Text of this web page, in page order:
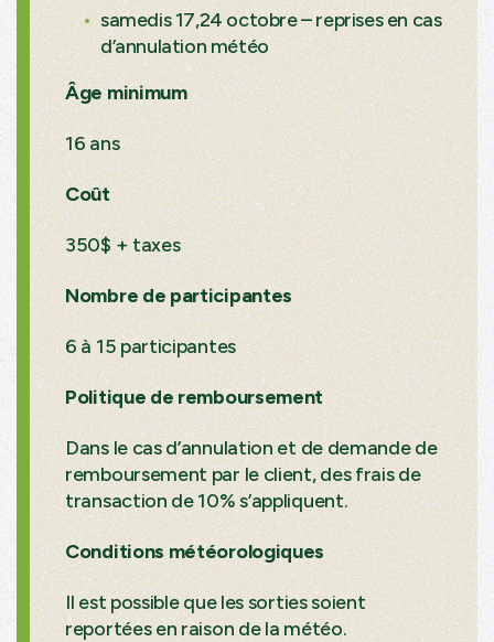
samedis 17,24 octobre – reprises en cas
d’annulation météo
Âge minimum
16 ans
Coût
350$ + taxes
Nombre de participantes
6 à 15 participantes
Politique de remboursement
Dans le cas d’annulation et de demande de
remboursement par le client, des frais de
transaction de 10% s’appliquent.
Conditions météorologiques
Il est possible que les sorties soient
reportées en raison de la météo.